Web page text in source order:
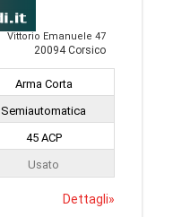
Vittorio Emanuele 47
20094 Corsico
Arma Corta
Semiautomatica
45 ACP
Usato
Dettagli»